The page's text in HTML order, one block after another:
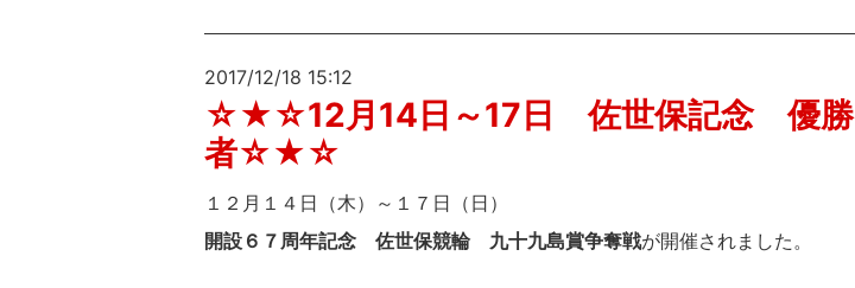
2017/12/18 15:12
☆★☆12月14日～17日 佐世保記念 優勝
者☆★☆
１２月１４日（木）～１７日（日）
開設６７周年記念 佐世保競輪 九十九島賞争奪戦が開催されました。